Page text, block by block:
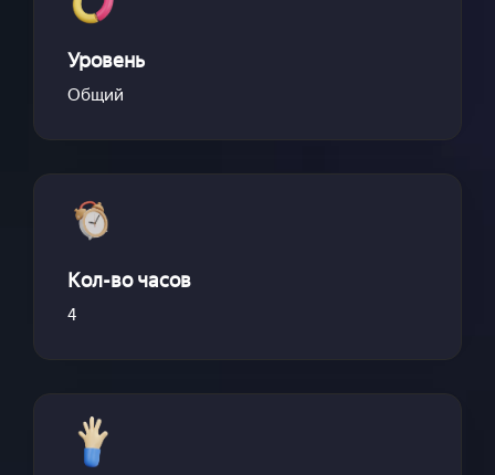
Уровень
Общий
Кол-во часов
4